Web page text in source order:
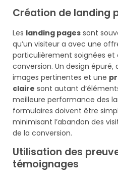
Création de landing
Les landing pages sont
qu’un visiteur a avec une
particulièrement soignées et
conversion. Un design
images pertinentes et une
claire sont autant
meilleure performance des
formulaires doivent être
minimisant l’abandon des
de la conversion.
Utilisation des
témoignages